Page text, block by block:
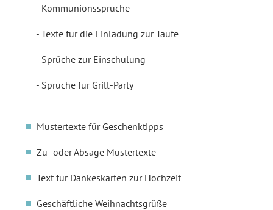
Kommunionssprüche
Texte für die Einladung zur Taufe
Sprüche zur Einschulung
Sprüche für Grill-Party
Mustertexte für Geschenktipps
Zu- oder Absage Mustertexte
Text für Dankeskarten zur Hochzeit
Geschäftliche Weihnachtsgrüße